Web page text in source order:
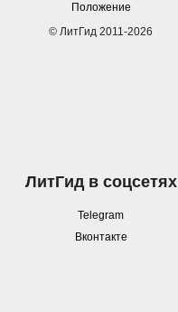
Положение
© ЛитГид 2011-2026
ЛитГид в соцсетях
Telegram
Вконтакте